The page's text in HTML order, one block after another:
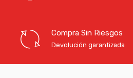
Compra Sin Riesgos
Devolución garantizada